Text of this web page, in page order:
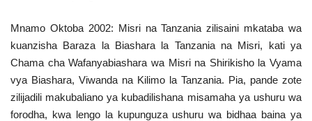
Mnamo Oktoba 2002: Misri na Tanzania zilisaini mkataba wa
kuanzisha Baraza la Biashara la Tanzania na Misri, kati ya
Chama cha Wafanyabiashara wa Misri na Shirikisho la Vyama
vya Biashara, Viwanda na Kilimo la Tanzania. Pia, pande zote
zilijadili makubaliano ya kubadilishana misamaha ya ushuru wa
forodha, kwa lengo la kupunguza ushuru wa bidhaa baina ya